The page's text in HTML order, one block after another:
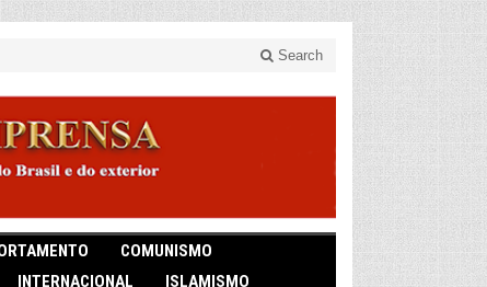
Search
COMUNISMO
INTERNACIONAL
ISLAMISMO